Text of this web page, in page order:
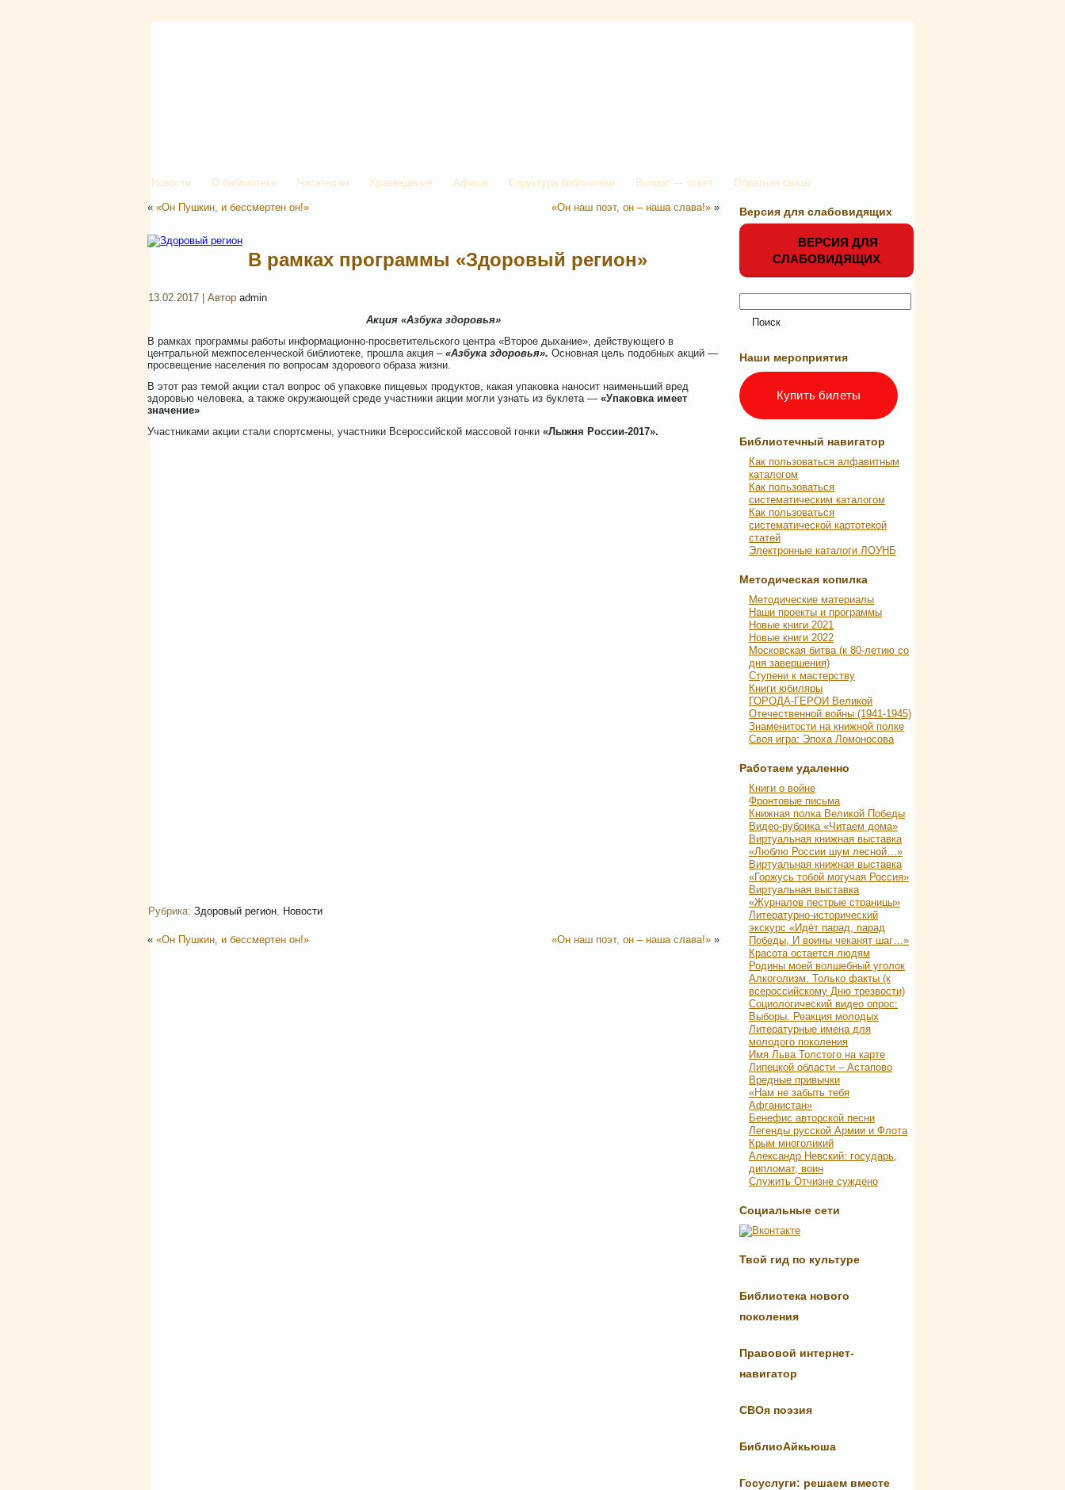
Новости О библиотеке Читателям Краеведение Афиша Структура библиотеки Вопрос — ответ Обратная связь
« «Он Пушкин, и бессмертен он!» «Он наш поэт, он – наша слава!» »
В рамках программы «Здоровый регион»
13.02.2017 | Автор admin
Акция «Азбука здоровья»
В рамках программы работы информационно-просветительского центра «Второе дыхание», действующего в
центральной межпоселенческой библиотеке, прошла акция – «Азбука здоровья». Основная цель подобных акций —
просвещение населения по вопросам здорового образа жизни.
В этот раз темой акции стал вопрос об упаковке пищевых продуктов, какая упаковка наносит наименьший вред
здоровью человека, а также окружающей среде участники акции могли узнать из буклета — «Упаковка имеет
значение»
Участниками акции стали спортсмены, участники Всероссийской массовой гонки «Лыжня России-2017».
Рубрика: Здоровый регион, Новости
« «Он Пушкин, и бессмертен он!» «Он наш поэт, он – наша слава!» »
Версия для слабовидящих
ВЕРСИЯ ДЛЯ
СЛАБОВИДЯЩИХ
Наши мероприятия
Купить билеты
Библиотечный навигатор
Как пользоваться алфавитным
каталогом
Как пользоваться
систематическим каталогом
Как пользоваться
систематической картотекой
статей
Электронные каталоги ЛОУНБ
Методическая копилка
Методические материалы
Наши проекты и программы
Новые книги 2021
Новые книги 2022
Московская битва (к 80-летию со
дня завершения)
Ступени к мастерству
Книги юбиляры
ГОРОДА-ГЕРОИ Великой
Отечественной войны (1941-1945)
Знаменитости на книжной полке
Своя игра: Эпоха Ломоносова
Работаем удаленно
Книги о войне
Фронтовые письма
Книжная полка Великой Победы
Видео-рубрика «Читаем дома»
Виртуальная книжная выставка
«Люблю России шум лесной…»
Виртуальная книжная выставка
«Горжусь тобой могучая Россия»
Виртуальная выставка
«Журналов пестрые страницы»
Литературно-исторический
экскурс «Идёт парад, парад
Победы, И воины чеканят шаг…»
Красота остается людям
Родины моей волшебный уголок
Алкоголизм. Только факты (к
всероссийскому Дню трезвости)
Социологический видео опрос:
Выборы. Реакция молодых
Литературные имена для
молодого поколения
Имя Льва Толстого на карте
Липецкой области – Астапово
Вредные привычки
«Нам не забыть тебя
Афганистан»
Бенефис авторской песни
Легенды русской Армии и Флота
Крым многоликий
Александр Невский: государь,
дипломат, воин
Служить Отчизне суждено
Социальные сети
Твой гид по культуре
Библиотека нового
поколения
Правовой интернет-
навигатор
СВОя поэзия
БиблиоАйкьюша
Госуслуги: решаем вместе